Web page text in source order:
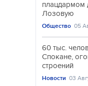
плацдармом
Лозовую
Общество 05
60 тыс.
Спокане,
строений
Новости 03